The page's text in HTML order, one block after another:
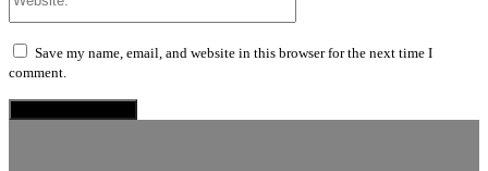
Save my name, email, and website in this browser for the next time I
comment.